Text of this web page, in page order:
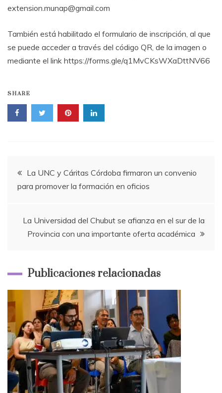
extension.munap@gmail.com
También está habilitado el formulario de inscripción, al que
se puede acceder a través del código QR, de la imagen o
mediante el link https://forms.gle/q1MvCKsWXaDttNV66
SHARE
Navegación
de
entradas
La UNC y Cáritas Córdoba firmaron un convenio
para promover la formación en oficios
La Universidad del Chubut se afianza en el sur de la
Provincia con una importante oferta académica
Publicaciones relacionadas